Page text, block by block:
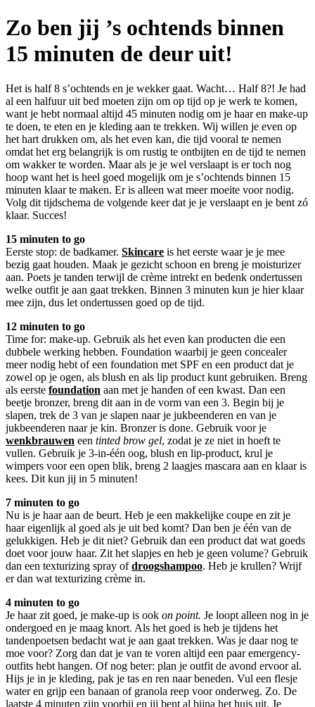
Zo ben jij ’s ochtends binnen
15 minuten de deur uit!
Het is half 8 s’ochtends en je wekker gaat. Wacht… Half 8?! Je had
al een halfuur uit bed moeten zijn om op tijd op je werk te komen,
want je hebt normaal altijd 45 minuten nodig om je haar en make-up
te doen, te eten en je kleding aan te trekken. Wij willen je even op
het hart drukken om, als het even kan, die tijd vooral te nemen
omdat het erg belangrijk is om rustig te ontbijten en de tijd te nemen
om wakker te worden. Maar als je je wel verslaapt is er toch nog
hoop want het is heel goed mogelijk om je s’ochtends binnen 15
minuten klaar te maken. Er is alleen wat meer moeite voor nodig.
Volg dit tijdschema de volgende keer dat je je verslaapt en je bent zó
klaar. Succes!
15 minuten to go
Eerste stop: de badkamer. Skincare is het eerste waar je je mee
bezig gaat houden. Maak je gezicht schoon en breng je moisturizer
aan. Poets je tanden terwijl de crème intrekt en bedenk ondertussen
welke outfit je aan gaat trekken. Binnen 3 minuten kun je hier klaar
mee zijn, dus let ondertussen goed op de tijd.
12 minuten to go
Time for: make-up. Gebruik als het even kan producten die een
dubbele werking hebben. Foundation waarbij je geen concealer
meer nodig hebt of een foundation met SPF en een product dat je
zowel op je ogen, als blush en als lip product kunt gebruiken. Breng
als eerste foundation aan met je handen of een kwast. Dan een
beetje bronzer, breng dit aan in de vorm van een 3. Begin bij je
slapen, trek de 3 van je slapen naar je jukbeenderen en van je
jukbeenderen naar je kin. Bronzer is done. Gebruik voor je
wenkbrauwen een tinted brow gel, zodat je ze niet in hoeft te
vullen. Gebruik je 3-in-één oog, blush en lip-product, krul je
wimpers voor een open blik, breng 2 laagjes mascara aan en klaar is
kees. Dit kun jij in 5 minuten!
7 minuten to go
Nu is je haar aan de beurt. Heb je een makkelijke coupe en zit je
haar eigenlijk al goed als je uit bed komt? Dan ben je één van de
gelukkigen. Heb je dit niet? Gebruik dan een product dat wat goeds
doet voor jouw haar. Zit het slapjes en heb je geen volume? Gebruik
dan een texturizing spray ofdroogshampoo. Heb je krullen? Wrijf
er dan wat texturizing crème in.
4 minuten to go
Je haar zit goed, je make-up is ook on point. Je loopt alleen nog in je
ondergoed en je maag knort. Als het goed is heb je tijdens het
tandenpoetsen bedacht wat je aan gaat trekken. Was je daar nog te
moe voor? Zorg dan dat je van te voren altijd een paar emergency-
outfits hebt hangen. Of nog beter: plan je outfit de avond ervoor al.
Hijs je in je kleding, pak je tas en ren naar beneden. Vul een flesje
water en grijp een banaan of granola reep voor onderweg. Zo. De
laatste 4 minuten zijn voorbij en jij bent al bijna het huis uit. Je